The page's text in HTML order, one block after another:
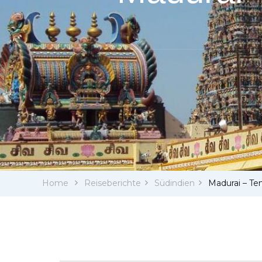
Home Reiseberichte Südindien Madurai –